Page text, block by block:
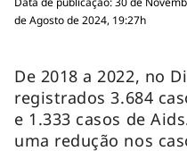
de Agosto de 2024, 19:27h
De 2018 a 2022, no
registrados 3.684
e 1.333 casos de
uma redução nos